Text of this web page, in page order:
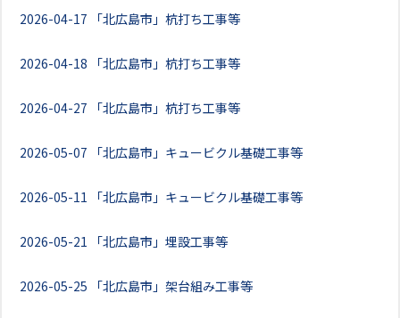
2026-04-17 「北広島市」杭打ち工事等
2026-04-18 「北広島市」杭打ち工事等
2026-04-27 「北広島市」杭打ち工事等
2026-05-07 「北広島市」キュービクル基礎工事等
2026-05-11 「北広島市」キュービクル基礎工事等
2026-05-21 「北広島市」埋設工事等
2026-05-25 「北広島市」架台組み工事等